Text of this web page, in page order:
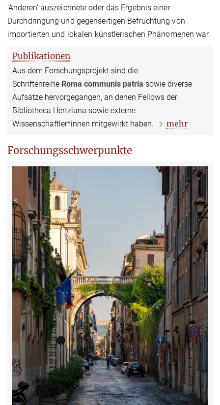
'Anderen' auszeichnete oder das Ergebnis einer
Durchdringung und gegenseitigen Befruchtung von
importierten und lokalen künstlerischen Phänomenen war.
Publikationen
Aus dem Forschungsprojekt sind die
Schriftenreihe Roma communis patria sowie diverse
Aufsätze hervorgegangen, an denen Fellows der
Bibliotheca Hertziana sowie externe
Wissenschaftler*innen mitgewirkt haben.
mehr
Forschungsschwerpunkte